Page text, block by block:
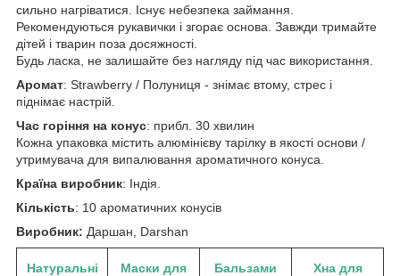
сильно нагріватися. Існує небезпека займання.
Рекомендуються рукавички і згорає основа. Завжди тримайте
дітей і тварин поза досяжності.
Будь ласка, не залишайте без нагляду під час використання.
Аромат: Strawberry / Полуниця - знімає втому, стрес і
піднімає настрій.
Час горіння на конус: прибл. 30 хвилин
Кожна упаковка містить алюмінієву тарілку в якості основи /
утримувача для випалювання ароматичного конуса.
Країна виробник: Індія.
Кількість: 10 ароматичних конусів
Виробник: Даршан, Darshan
Натуральні
Маски для
Бальзами
Хна для